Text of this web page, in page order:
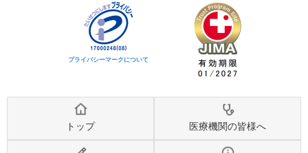
プライバシーマークについて
トップ 医療機関の皆様へ